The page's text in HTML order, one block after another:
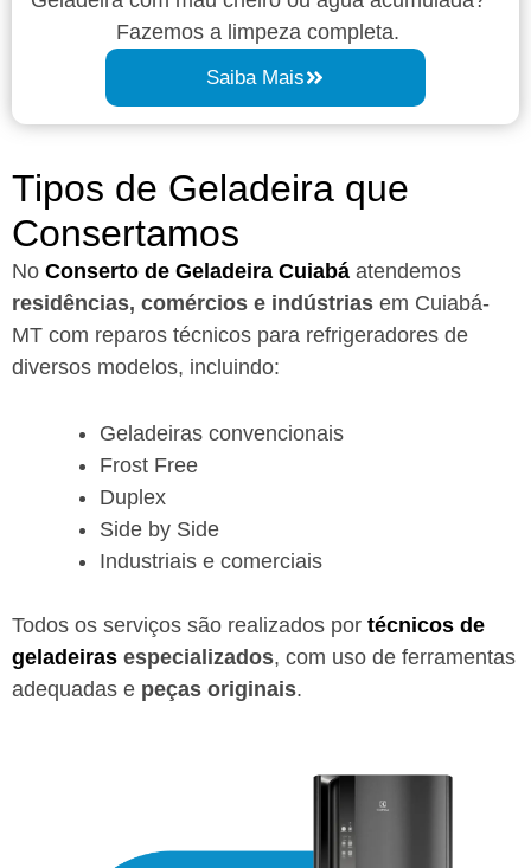
Fazemos a limpeza completa.
Saiba Mais
Tipos de Geladeira que
Consertamos
No Conserto de Geladeira Cuiabá atendemos
residências, comércios e indústrias em Cuiabá-
MT com reparos técnicos para refrigeradores de
diversos modelos, incluindo:
Geladeiras convencionais
Frost Free
Duplex
Side by Side
Industriais e comerciais
Todos os serviços são realizados por técnicos de
geladeiras especializados, com uso de ferramentas
adequadas e peças originais.